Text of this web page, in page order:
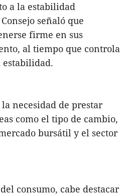
a la estabilidad
señaló que
firme en sus
al tiempo que controla
estabilidad.
necesidad de prestar
como el tipo de cambio,
bursátil y el sector
consumo, cabe destacar